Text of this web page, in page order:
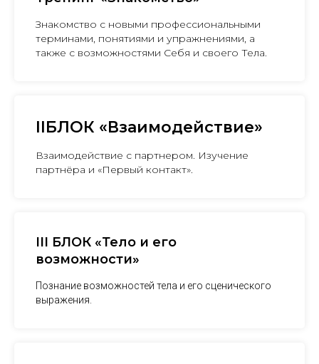
Знакомство с новыми профессиональными
терминами, понятиями и упражнениями, а
также с возможностями Себя и своего Тела.
IIБЛОК «Взаимодействие»
Взаимодействие с партнером. Изучение
партнёра и «Первый контакт».
III БЛОК «Тело и его
возможности»
Познание возможностей тела и его сценического
выражения.